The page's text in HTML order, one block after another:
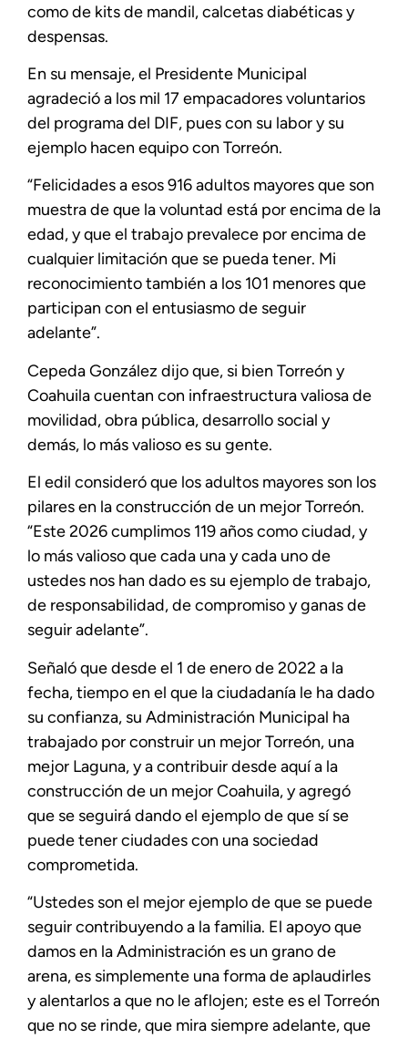
como de kits de mandil, calcetas diabéticas y
despensas.
En su mensaje, el Presidente Municipal
agradeció a los mil 17 empacadores voluntarios
del programa del DIF, pues con su labor y su
ejemplo hacen equipo con Torreón.
“Felicidades a esos 916 adultos mayores que son
muestra de que la voluntad está por encima de la
edad, y que el trabajo prevalece por encima de
cualquier limitación que se pueda tener. Mi
reconocimiento también a los 101 menores que
participan con el entusiasmo de seguir
adelante”.
Cepeda González dijo que, si bien Torreón y
Coahuila cuentan con infraestructura valiosa de
movilidad, obra pública, desarrollo social y
demás, lo más valioso es su gente.
El edil consideró que los adultos mayores son los
pilares en la construcción de un mejor Torreón.
“Este 2026 cumplimos 119 años como ciudad, y
lo más valioso que cada una y cada uno de
ustedes nos han dado es su ejemplo de trabajo,
de responsabilidad, de compromiso y ganas de
seguir adelante”.
Señaló que desde el 1 de enero de 2022 a la
fecha, tiempo en el que la ciudadanía le ha dado
su confianza, su Administración Municipal ha
trabajado por construir un mejor Torreón, una
mejor Laguna, y a contribuir desde aquí a la
construcción de un mejor Coahuila, y agregó
que se seguirá dando el ejemplo de que sí se
puede tener ciudades con una sociedad
comprometida.
“Ustedes son el mejor ejemplo de que se puede
seguir contribuyendo a la familia. El apoyo que
damos en la Administración es un grano de
arena, es simplemente una forma de aplaudirles
y alentarlos a que no le aflojen; este es el Torreón
que no se rinde, que mira siempre adelante, que